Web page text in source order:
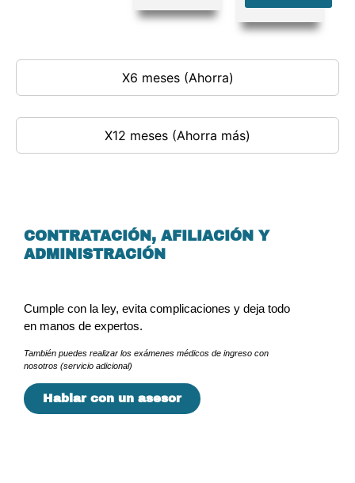
X6 meses (Ahorra)
X12 meses (Ahorra más)
CONTRATACIÓN, AFILIACIÓN Y
ADMINISTRACIÓN
Cumple con la ley, evita complicaciones y deja todo
en manos de expertos.
También puedes realizar los exámenes médicos de ingreso con
nosotros (servicio adicional)
Hablar con un asesor